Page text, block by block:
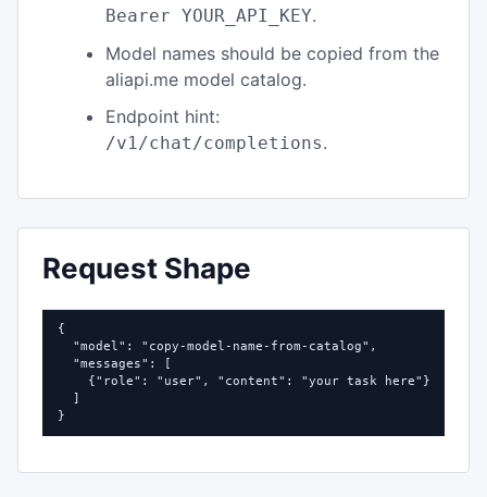
Bearer YOUR_API_KEY.
Model names should be copied from the
aliapi.me model catalog.
Endpoint hint:
/v1/chat/completions.
Request Shape
{
  "model": "copy-model-name-from-catalog",
  "messages": [
    {"role": "user", "content": "your task here"}
  ]
}